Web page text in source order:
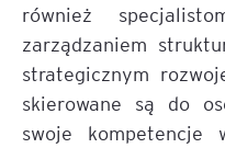
również
zarządzaniem
strategicznym
skierowane są do
swoje kompetencje